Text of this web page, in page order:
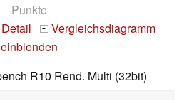
Punkte
+ Vergleichsdiagramm
einblenden
R10 Rend. Multi (32bit)